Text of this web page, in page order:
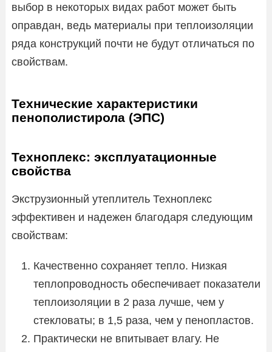
выбор в некоторых видах работ может быть
оправдан, ведь материалы при теплоизоляции
ряда конструкций почти не будут отличаться по
свойствам.
Технические характеристики
пенополистирола (ЭПС)
Техноплекс: эксплуатационные
свойства
Экструзионный утеплитель Техноплекс
эффективен и надежен благодаря следующим
свойствам:
Качественно сохраняет тепло. Низкая
теплопроводность обеспечивает показатели
теплоизоляции в 2 раза лучше, чем у
стекловаты; в 1,5 раза, чем у пенопластов.
Практически не впитывает влагу. Не